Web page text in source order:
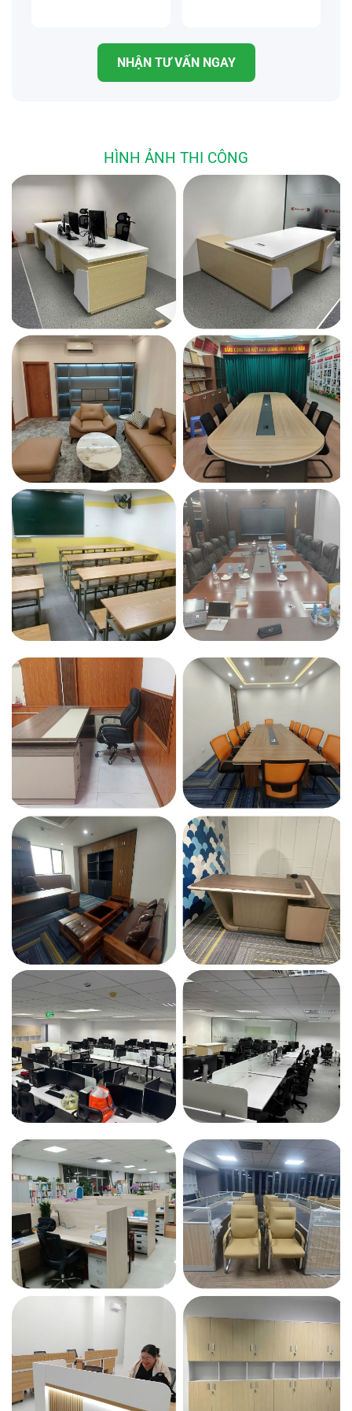
cao chân của nó từ ngồi sang đứng hay bất cứ độ cao nào
trong khoảng tầm làm việc của người dùng.
chân bàn điều chỉnh từ 1005-1600 mm giúp điều chỉnh
kích thước phù hợp với mặt bàn.
Tốc độ điều chỉnh nâng hạ nhanh chóng 25mm/s
Khung bàn 1 động cơ-Single motor:Khung bàn nâng hạ 1
động cơ dùng để lắp ráp thành bàn điều chỉnh độ cao.
Giúp người dùng có thể ngồi ở độ cao và tư thế đúng với
chiều cao của mình. Có thể vừa ngồi và đứng để ngồi hoặc
đứng làm việc. Giúp bảo vệ sức khỏe, xương khớp.
Tải trọng khung bàn lên tới 80kg
, khỏe khoắn hơn, vững
chãi hơn.
Bộ điều khiển phím nhấn, nhớ 2 vị trí:Bàn nâng hạ còn gọi
chiều cao phù hợp nhất với bạn. Bạn có thể nghiên cứu về
Ergonomic sau đó setup các chiều cao ngồi với ghế làm
việc của mình, hoặc chiều cao đứng sao cho cảm thấy
thoải mái nhất, đúng và tốt cho sức khỏe của mình. Với
tính năng thông minh này giúp tiết kiệm thời gian khi chỉnh
độ cao bàn phù hợp khi chuyển từ ngồi sang đứng và
ngược lại.
Thiết kế vững vàng phù hợp với nhiều kích thước
NHẬN TƯ VẤN NGAY
HÌNH ẢNH THI CÔNG